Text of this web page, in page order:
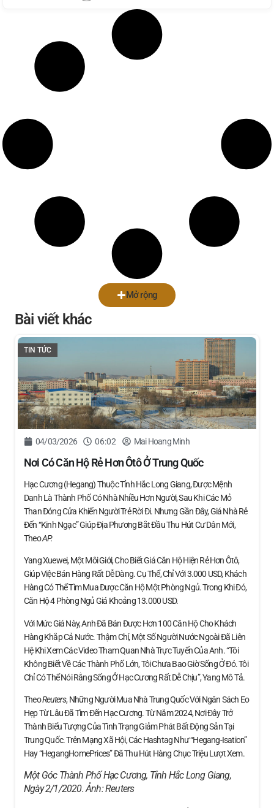
Mở rộng
Bài viết khác
TIN TỨC
04/03/2026 06:02 Mai Hoang Minh
Nơi Có Căn Hộ Rẻ Hơn Ôtô Ở Trung Quốc
Hạc Cương (Hegang) Thuộc Tỉnh Hắc Long Giang, Được Mệnh
Danh Là Thành Phố Có Nhà Nhiều Hơn Người, Sau Khi Các Mỏ
Than Đóng Cửa Khiến Người Trẻ Rời Đi. Nhưng Gần Đây, Giá Nhà Rẻ
Đến “kinh Ngạc” Giúp Địa Phương Bắt Đầu Thu Hút Cư Dân Mới,
TheoAP.
Yang Xuewei, Một Môi Giới, Cho Biết Giá Căn Hộ Hiện Rẻ Hơn Ôtô,
Giúp Việc Bán Hàng Rất Dễ Dàng. Cụ Thể, Chỉ Với 3.000 USD, Khách
Hàng Có Thể Tìm Mua Được Căn Hộ Một Phòng Ngủ. Trong Khi Đó,
Căn Hộ 4 Phòng Ngủ Giá Khoảng 13.000 USD.
Với Mức Giá Này, Anh Đã Bán Được Hơn 100 Căn Hộ Cho Khách
Hàng Khắp Cả Nước. Thậm Chí, Một Số Người Nước Ngoài Đã Liên
Hệ Khi Xem Các Video Tham Quan Nhà Trực Tuyến Của Anh. “Tôi
Không Biết Về Các Thành Phố Lớn, Tôi Chưa Bao Giờ Sống Ở Đó. Tôi
Chỉ Có Thể Nói Rằng Sống Ở Hạc Cương Rất Dễ Chịu”, Yang Mô Tả.
TheoReuters, Những Người Mua Nhà Trung Quốc Với Ngân Sách Eo
Hẹp Từ Lâu Đã Tìm Đến Hạc Cương. Từ Năm 2024, Nơi Đây Trở
Thành Biểu Tượng Của Tình Trạng Giảm Phát Bất Động Sản Tại
Trung Quốc. Trên Mạng Xã Hội, Các Hashtag Như “Hegang-Isation”
Hay “HegangHomePrices” Đã Thu Hút Hàng Chục Triệu Lượt Xem.
Một Góc Thành Phố Hạc Cương, Tỉnh Hắc Long Giang,
Ngày 2/1/2020. Ảnh:Reuters